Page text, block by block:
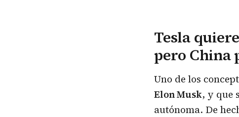
Tesla
pero China
Uno de los
Elon Musk, y que
autónoma. De